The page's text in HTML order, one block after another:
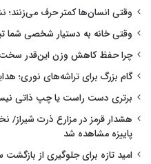
وقتی انسان‌ها کمتر حرف می‌زنند؛
وقتی خانه به دستیار شخصی شما
چرا حفظ کاهش وزن این‌قدر
گام بزرگ برای تراشه‌های نوری؛
برتری دست راست یا چپ ذاتی
هشدار قرمز در مزارع ذرت شیراز/
پاییزه مشاهده شد
امید تازه برای جلوگیری از